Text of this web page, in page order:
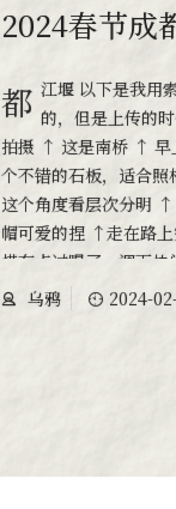
2024春节成
都江堰 以下是我用索尼A7C+原厂26-60狗头拍摄 的，但是上传的
拍摄 ↑ 这是南桥 ↑ 早
个不错的石板，适合
这个角度看层次分明
帽可爱的捏 ↑走在路
惜有点过曝了，调下
后，回头发现后面跟
乌鸦 2024-